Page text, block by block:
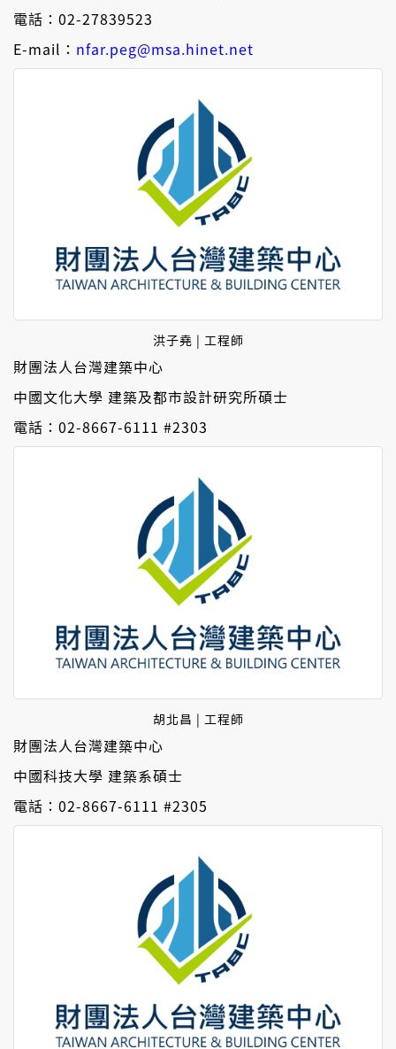
電話：02-27839523
E-mail： nfar.peg@msa.hinet.net
洪子堯 | 工程師
財團法人台灣建築中心
中國文化大學 建築及都市設計研究所碩士
電話：02-8667-6111 #2303
胡北昌 | 工程師
財團法人台灣建築中心
中國科技大學 建築系碩士
電話：02-8667-6111 #2305